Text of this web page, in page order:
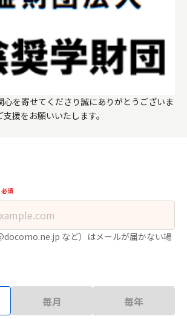
心を寄せてくださり誠にありがとうございま
援をお願いいたします。
必須
など）はメールが届かない場
毎月 毎年